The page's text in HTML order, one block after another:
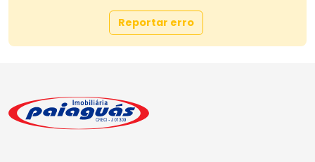
Reportar erro